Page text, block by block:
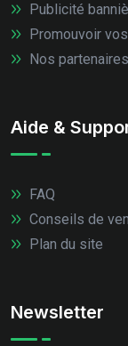
Publicité
Promouvoir
Nos partenaires
Aide &
FAQ
Conseils de
Plan du site
Newsletter